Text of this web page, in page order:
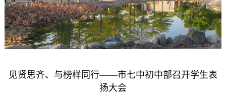
见贤思齐、与榜样同行——市七中初中部召开学生表
扬大会